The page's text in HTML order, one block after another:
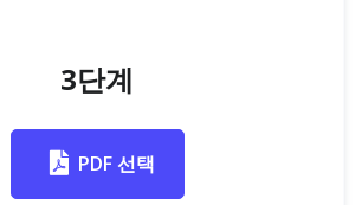
3단계
PDF 선택